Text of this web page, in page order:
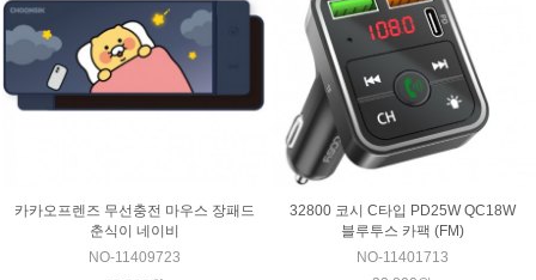
카카오프렌즈 무선충전 마우스 장패드
춘식이 네이비
NO-11409723
32800 코시 C타입 PD25W QC18W
블루투스 카팩 (FM)
NO-11401713